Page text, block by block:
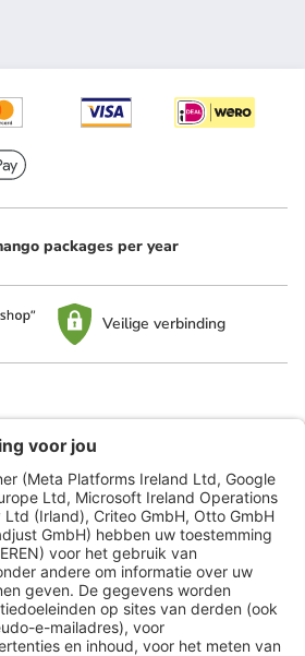
packages per year
Veilige verbinding